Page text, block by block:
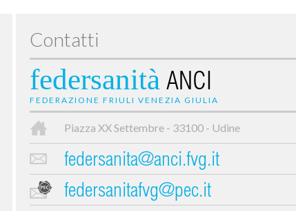
Contatti
federsanità ANCI
FEDERAZIONE FRIULI VENEZIA GIULIA
Piazza XX Settembre - 33100 - Udine
federsanita@anci.fvg.it
federsanitafvg@pec.it